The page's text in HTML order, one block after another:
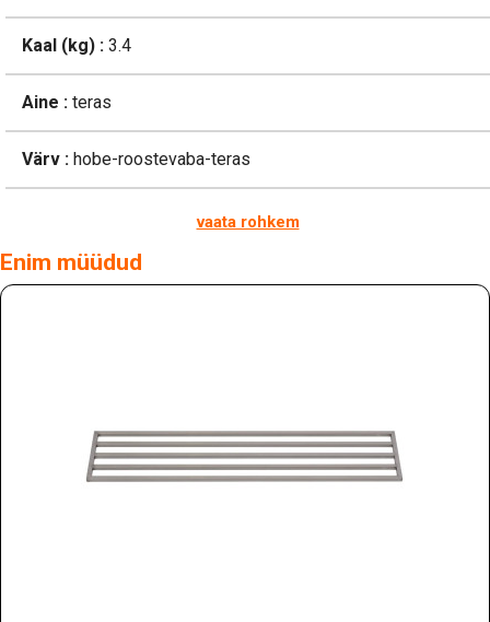
Kaal (kg) : 3.4
Aine : teras
Värv : hobe-roostevaba-teras
vaata rohkem
Enim müüdud